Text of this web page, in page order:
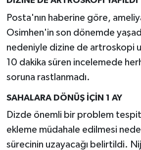
Posta'nın haberine göre,
Osimhen'in son dönemde
nedeniyle dizine de artroskopi
10 dakika süren incelemede
soruna rastlanmadı.
SAHALARA DÖNÜŞ İÇİN 1 AY
Dizde önemli bir problem
ekleme müdahale edilmesi
sürecinin uzayacağı belirtildi.